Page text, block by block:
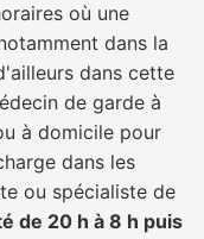
où une
dans la
dans cette
de garde à
à domicile pour
dans les
ou spécialiste de
de 20 h à 8 h puis